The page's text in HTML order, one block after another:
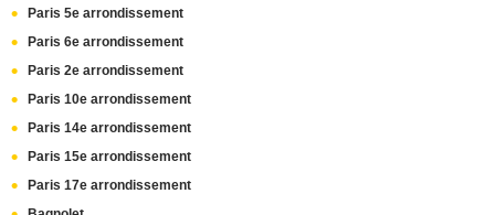
Paris 5e arrondissement
Paris 6e arrondissement
Paris 2e arrondissement
Paris 10e arrondissement
Paris 14e arrondissement
Paris 15e arrondissement
Paris 17e arrondissement